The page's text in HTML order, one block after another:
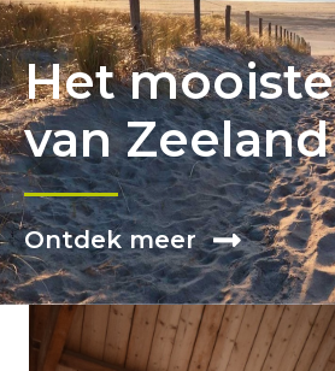
Het mooiste
van Zeeland
Ontdek meer